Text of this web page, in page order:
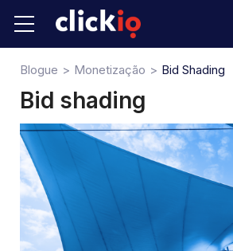
Blogue Monetização Bid Shading
Bid shading